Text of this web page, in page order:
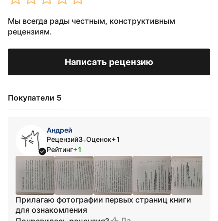
Мы всегда рады честным, конструктивным
рецензиям.
Написать рецензию
Покупатели 5
Андрей
Рецензий3•Оценок+1
Рейтинг+1
Прилагаю фотографии первых страниц книги
для ознакомления